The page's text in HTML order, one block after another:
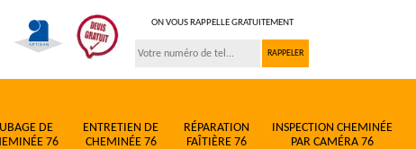
ON VOUS RAPPELLE GRATUITEMENT
DE
76
ENTRETIEN DE
CHEMINÉE 76
RÉPARATION
FAÎTIÈRE 76
INSPECTION CHEMINÉE
PAR CAMÉRA 76